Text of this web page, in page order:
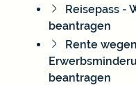
Reisepass -
beantragen
Rente
beantragen